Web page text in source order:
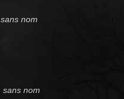
sans nom
sans nom